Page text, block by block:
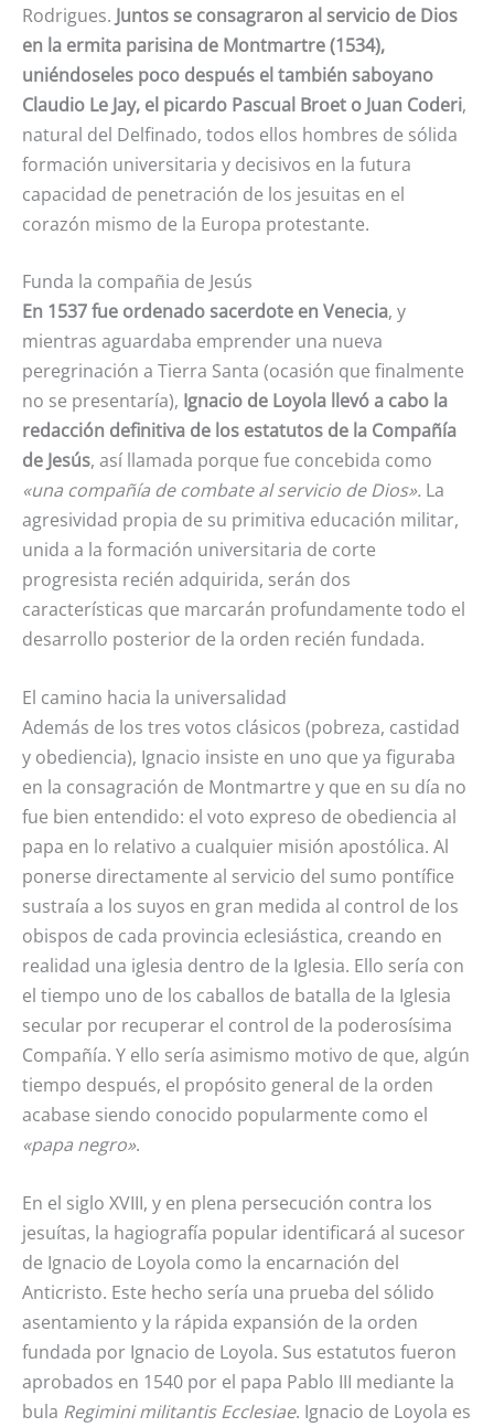
Rodrigues. Juntos se consagraron al servicio de Dios
en la ermita parisina de Montmartre (1534),
uniéndoseles poco después el también saboyano
Claudio Le Jay, el picardo Pascual Broet o Juan Coderi,
natural del Delfinado, todos ellos hombres de sólida
formación universitaria y decisivos en la futura
capacidad de penetración de los jesuitas en el
corazón mismo de la Europa protestante.
Funda la compañia de Jesús
En 1537 fue ordenado sacerdote en Venecia, y
mientras aguardaba emprender una nueva
peregrinación a Tierra Santa (ocasión que finalmente
no se presentaría), Ignacio de Loyola llevó a cabo la
redacción definitiva de los estatutos de la Compañía
de Jesús, así llamada porque fue concebida como
«una compañía de combate al servicio de Dios». La
agresividad propia de su primitiva educación militar,
unida a la formación universitaria de corte
progresista recién adquirida, serán dos
características que marcarán profundamente todo el
desarrollo posterior de la orden recién fundada.
El camino hacia la universalidad
Además de los tres votos clásicos (pobreza, castidad
y obediencia), Ignacio insiste en uno que ya figuraba
en la consagración de Montmartre y que en su día no
fue bien entendido: el voto expreso de obediencia al
papa en lo relativo a cualquier misión apostólica. Al
ponerse directamente al servicio del sumo pontífice
sustraía a los suyos en gran medida al control de los
obispos de cada provincia eclesiástica, creando en
realidad una iglesia dentro de la Iglesia. Ello sería con
el tiempo uno de los caballos de batalla de la Iglesia
secular por recuperar el control de la poderosísima
Compañía. Y ello sería asimismo motivo de que, algún
tiempo después, el propósito general de la orden
acabase siendo conocido popularmente como el
«papa negro».
En el siglo XVIII, y en plena persecución contra los
jesuítas, la hagiografía popular identificará al sucesor
de Ignacio de Loyola como la encarnación del
Anticristo. Este hecho sería una prueba del sólido
asentamiento y la rápida expansión de la orden
fundada por Ignacio de Loyola. Sus estatutos fueron
aprobados en 1540 por el papa Pablo III mediante la
bula Regimini militantis Ecclesiae. Ignacio de Loyola es